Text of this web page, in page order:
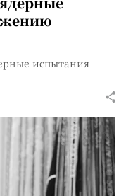
испытания